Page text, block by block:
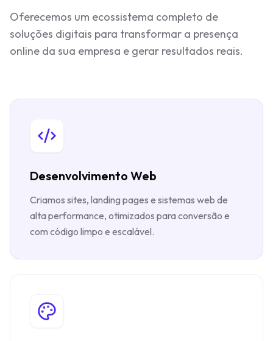
Oferecemos um ecossistema completo de
soluções digitais para transformar a presença
online da sua empresa e gerar resultados reais.
Desenvolvimento Web
Criamos sites, landing pages e sistemas web de
alta performance, otimizados para conversão e
com código limpo e escalável.